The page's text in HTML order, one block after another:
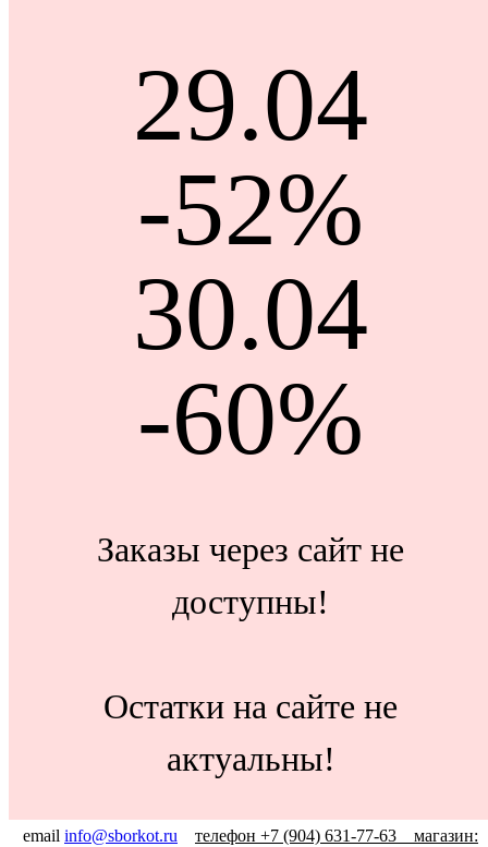
29.04
-52%
30.04
-60%
Заказы через сайт не
доступны!
Остатки на сайте не
актуальны!
email info@sborkot.ru
телефон +7 (904) 631-77-63 магазин: